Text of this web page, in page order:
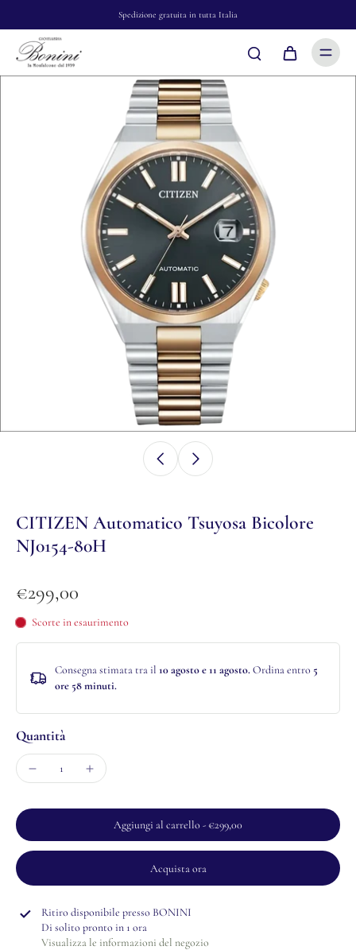
Spedizione gratuita in tutta Italia
CITIZEN Automatico Tsuyosa Bicolore
NJ0154-80H
€299,00
Scorte in esaurimento
Consegna stimata tra il 10 agosto e 11 agosto.Ordina entro5
ore 58 minuti.
Quantità
Aggiungi al carrello-€299,00
Acquista ora
Ritiro disponibile presso BONINI
Di solito pronto in 1 ora
Visualizza le informazioni del negozio